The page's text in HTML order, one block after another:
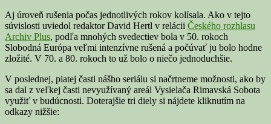
Aj úroveň rušenia počas jednotlivých rokov kolísala. Ako v tejto
súvislosti uviedol redaktor David Hertl v relácii Českého rozhlasu
Archiv Plus, podľa mnohých svedectiev bola v 50. rokoch
Slobodná Európa veľmi intenzívne rušená a počúvať ju bolo hodne
zložité. V 70. a 80. rokoch to už bolo o niečo jednoduchšie.
V poslednej, piatej časti nášho seriálu si načrtneme možnosti, ako by
sa dal z veľkej časti nevyužívaný areál Vysielača Rimavská Sobota
využiť v budúcnosti. Doterajšie tri diely si nájdete kliknutím na
odkazy nižšie: